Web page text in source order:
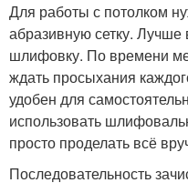
Для работы с потолком
абразивную сетку. Лучше
шлифовку. По времени
ждать просыхания
удобен для
использовать
просто проделать всё
Последовательность